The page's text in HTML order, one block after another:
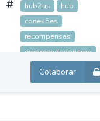
hub2us
hub
conexões
recompensas
empreendedorismo
Colaborar